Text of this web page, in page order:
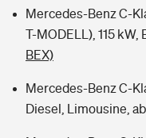
Mercedes-Benz C-
T-MODELL), 115
BEX)
Mercedes-Benz C-
Diesel, Limousine,